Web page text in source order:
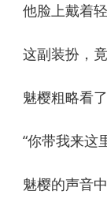
他脸上戴着轻
这副装扮，竟
魅樱粗略看了
“你带我来这里
魅樱的声音中